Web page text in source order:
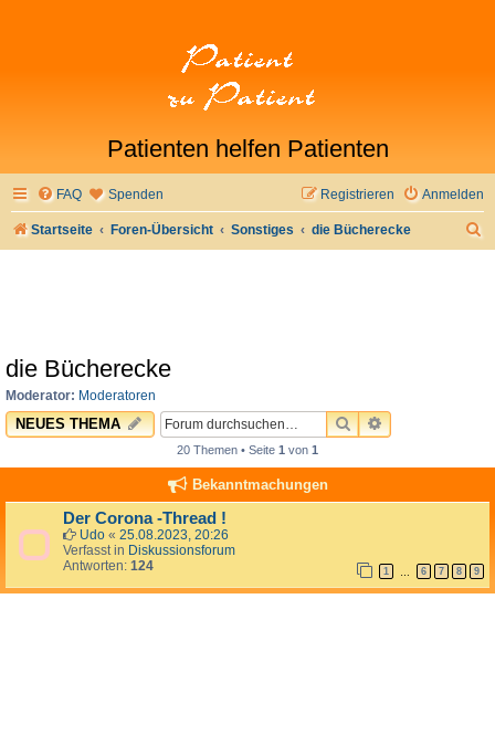
Patienten helfen Patienten
FAQ Spenden Anmelden
Registrieren
Startseite Foren-Übersicht Sonstiges die Bücherecke
die Bücherecke
Moderator: Moderatoren
NEUES THEMA SUCHEERWEITERTE
20 Themen • Seite 1 von 1
Bekanntmachungen
Der Corona -Thread !
Udo « 25.08.2023, 20:26
Verfasst in Diskussionsforum
Antworten: 124 1 … 6 7 8 9